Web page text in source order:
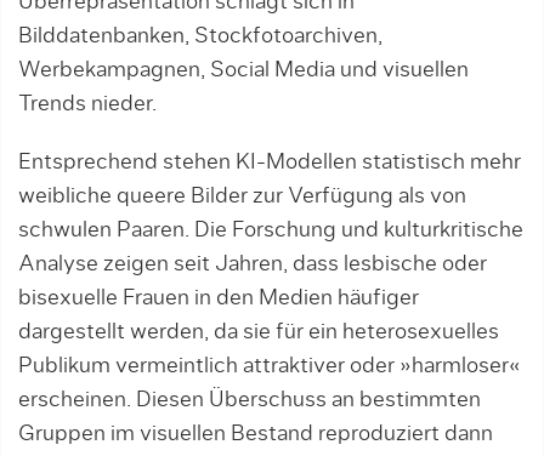
Bilddatenbanken, Stockfotoarchiven,
Werbekampagnen, Social Media und visuellen
Trends nieder.
Entsprechend stehen KI-Modellen statistisch mehr
weibliche queere Bilder zur Verfügung als von
schwulen Paaren. Die Forschung und kulturkritische
Analyse zeigen seit Jahren, dass lesbische oder
bisexuelle Frauen in den Medien häufiger
dargestellt werden, da sie für ein heterosexuelles
Publikum vermeintlich attraktiver oder »harmloser«
erscheinen. Diesen Überschuss an bestimmten
Gruppen im visuellen Bestand reproduziert dann